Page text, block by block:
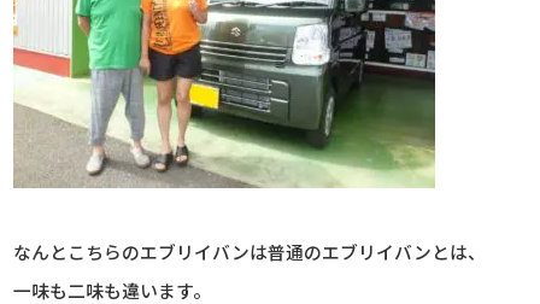
なんとこちらのエブリイバンは普通のエブリイバンとは、
一味も二味も違います。